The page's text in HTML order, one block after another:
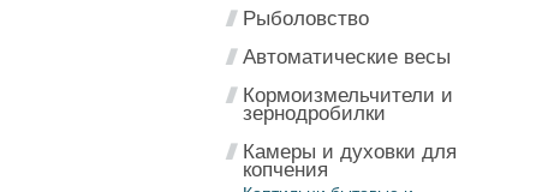
Рыболовство
Автоматические весы
Кормоизмельчители и
зернодробилки
Камеры и духовки для
копчения